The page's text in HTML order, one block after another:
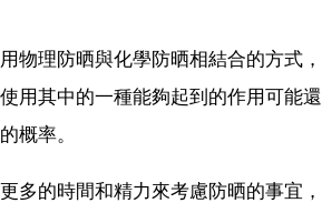
物理防晒與化學防晒相結合的方式
用其中的一種能夠起到的作用可能
概率。
多的時間和精力來考慮防晒的事宜